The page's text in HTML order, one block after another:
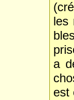
les
a
est